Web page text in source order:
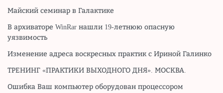
Майский семинар в Галактике
В архиваторе WinRar нашли 19-летнюю опасную
уязвимость
Изменение адреса воскресных практик с Ириной Галинко
ТРЕНИНГ «ПРАКТИКИ ВЫХОДНОГО ДНЯ». МОСКВА.
Ошибка Ваш компьютер оборудован процессором